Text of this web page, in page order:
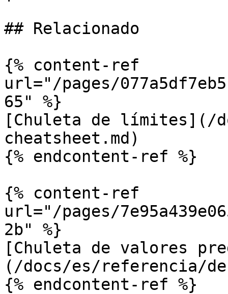
## Relacionado
{% content-ref
url="/pages/
65" %}
[Chuleta de límites](/
cheatsheet.md)
{% endcontent-ref %}
{% content-ref
url="/pages/
2b" %}
[Chuleta de valores
(/docs/es/referencia/
{% endcontent-ref %}